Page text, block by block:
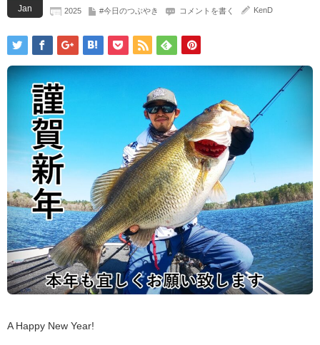
Jan
2025 #今日のつぶやき コメントを書く KenD
A Happy New Year!